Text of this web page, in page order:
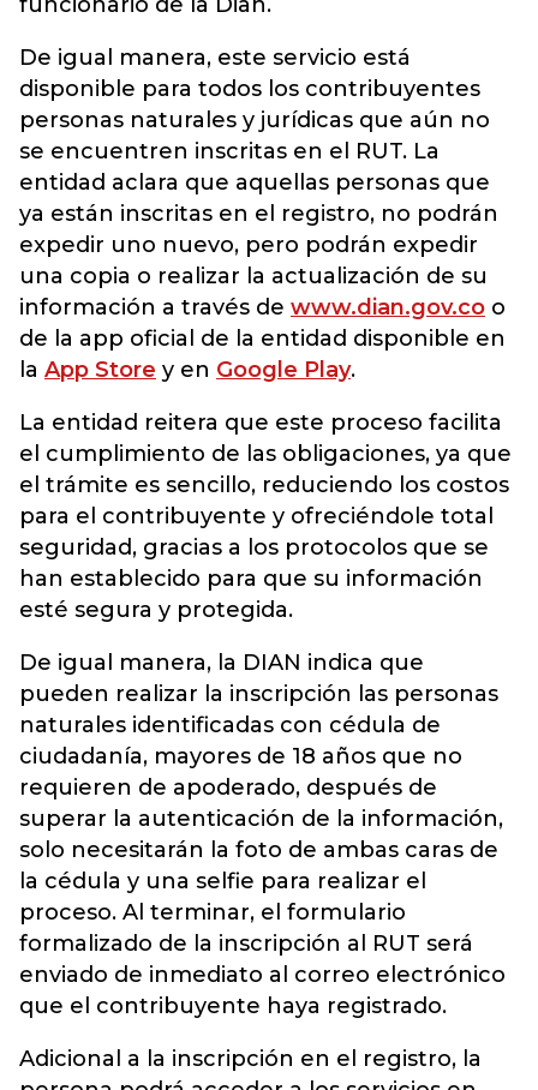
De igual manera, este servicio está
disponible para todos los contribuyentes
personas naturales y jurídicas que aún no
se encuentren inscritas en el RUT. La
entidad aclara que aquellas personas que
ya están inscritas en el registro, no podrán
expedir uno nuevo, pero podrán expedir
una copia o realizar la actualización de su
información a través de www.dian.gov.co o
de la app oficial de la entidad disponible en
la App Store y en Google Play.
La entidad reitera que este proceso facilita
el cumplimiento de las obligaciones, ya que
el trámite es sencillo, reduciendo los costos
para el contribuyente y ofreciéndole total
seguridad, gracias a los protocolos que se
han establecido para que su información
esté segura y protegida.
De igual manera, la DIAN indica que
pueden realizar la inscripción las personas
naturales identificadas con cédula de
ciudadanía, mayores de 18 años que no
requieren de apoderado, después de
superar la autenticación de la información,
solo necesitarán la foto de ambas caras de
la cédula y una selfie para realizar el
proceso. Al terminar, el formulario
formalizado de la inscripción al RUT será
enviado de inmediato al correo electrónico
que el contribuyente haya registrado.
Adicional a la inscripción en el registro, la